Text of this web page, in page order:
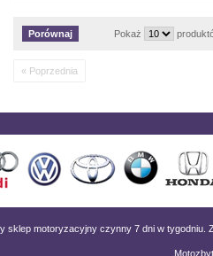
Pokaż
« Poprzednia
sklep motoryzacyjny czynny 7 dni w